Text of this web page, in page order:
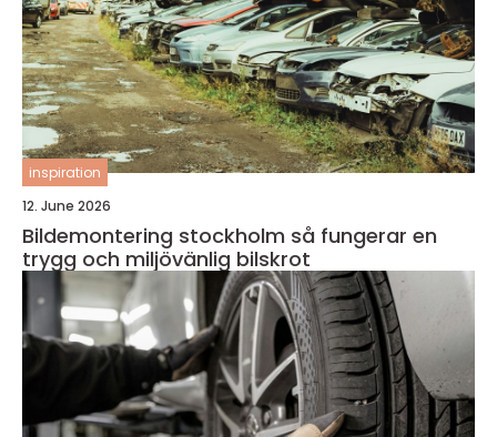
inspiration
12. June 2026
Bildemontering stockholm så fungerar en
trygg och miljövänlig bilskrot